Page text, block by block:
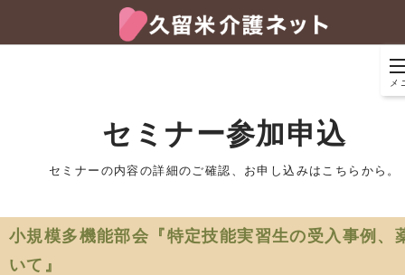
メ
セミナー参加申込
セミナーの内容の詳細のご確認、お申し込みはこちらから。
小規模多機能部会『特定技能実習生の受入事例、
いて』